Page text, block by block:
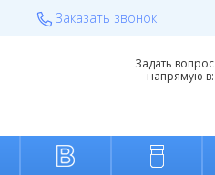
Заказать звонок
Задать вопрос
напрямую в: